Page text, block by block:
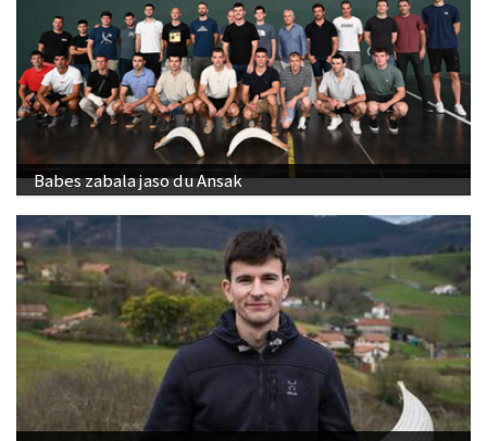
Babes zabala jaso du Ansak